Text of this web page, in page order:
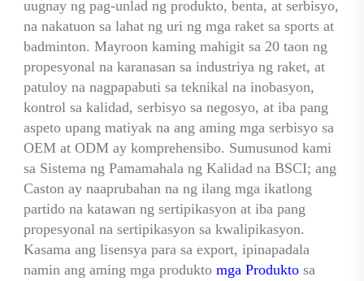
uugnay ng pag-unlad ng produkto, benta, at serbisyo,
badminton. Mayroon kaming mahigit sa 20 taon ng
propesyonal na karanasan sa industriya ng raket, at
patuloy na nagpapabuti sa teknikal na inobasyon,
kontrol sa kalidad, serbisyo sa negosyo, at iba pang
aspeto upang matiyak na ang aming mga serbisyo sa
OEM at ODM ay komprehensibo. Sumusunod kami
sa Sistema ng Pamamahala ng Kalidad na BSCI; ang
Caston ay naaprubahan na ng ilang mga ikatlong
partido na katawan ng sertipikasyon at iba pang
propesyonal na sertipikasyon sa kwalipikasyon.
Kasama ang lisensya para sa export, ipinapadala
namin ang aming mga produkto mga Produkto sa